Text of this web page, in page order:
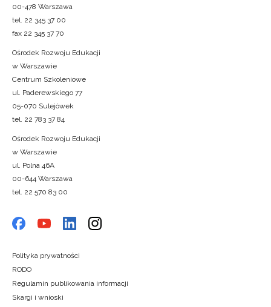
00-478 Warszawa
tel. 22 345 37 00
fax 22 345 37 70
Ośrodek Rozwoju Edukacji
w Warszawie
Centrum Szkoleniowe
ul. Paderewskiego 77
05-070 Sulejówek
tel. 22 783 37 84
Ośrodek Rozwoju Edukacji
w Warszawie
ul. Polna 46A
00-644 Warszawa
tel. 22 570 83 00
Polityka prywatności
RODO
Regulamin publikowania informacji
Skargi i wnioski